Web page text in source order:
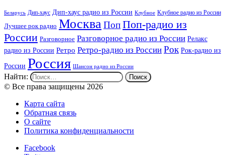
Беларусь Дип-хаус Дип-хаус радио из России Клубное Клубное радио из России
Лучшее рок радио МоскваПопПоп-радио из
России Разговорное Разговорное радио из России Релакс
радио из России Ретро Ретро-радио из России Рок Рок-радио из
России Россия Шансон радио из России
Найти:
© Все права защищены 2026
Карта сайта
Обратная связь
О сайте
Политика конфиденциальности
Facebook